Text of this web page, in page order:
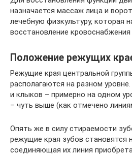
назначается массаж лица и
лечебную физкультуру, которая
восстановление
Положение режущих
Режущие края центральной
располагаются на разном
и клыков – примерно на одном
– чуть выше (как отмечено
Опять же в силу стираемости
режущие края зубов становятся
соединяющая их линия